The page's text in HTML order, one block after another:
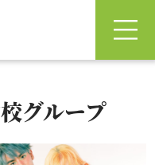
グループ